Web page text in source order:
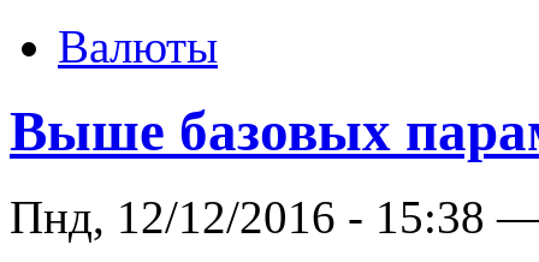
Валюты
Выше базовых
Пнд, 12/12/2016 - 15:38